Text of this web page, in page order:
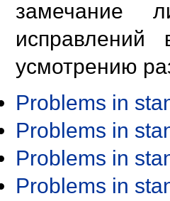
замечание
исправлений
усмотрению
Problems in
Problems in
Problems in
Problems in